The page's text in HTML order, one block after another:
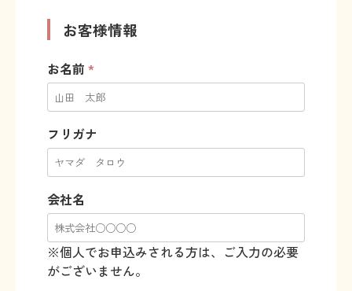
お客様情報
お名前 *
フリガナ
会社名
※個人でお申込みされる方は、ご入力の必要
がございません。